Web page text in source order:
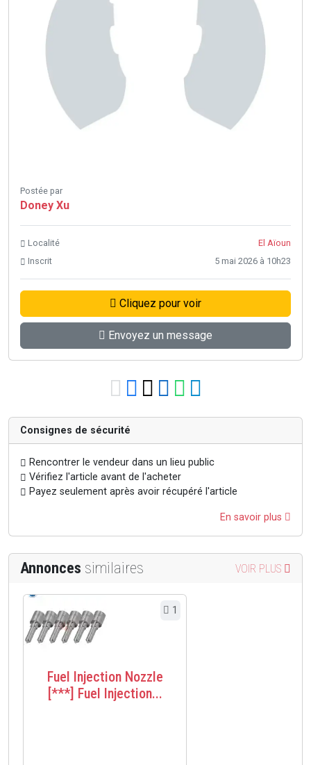
Postée par
Doney Xu
Localité
El Aïoun
Inscrit
5 mai 2026 à 10h23
Cliquez pour voir
Envoyez un message
Consignes de sécurité
Rencontrer le vendeur dans un lieu public
Vérifiez l'article avant de l'acheter
Payez seulement après avoir récupéré l'article
En savoir plus
Annonces similaires VOIR PLUS
1
Fuel Injection Nozzle
[***] Fuel Injection...